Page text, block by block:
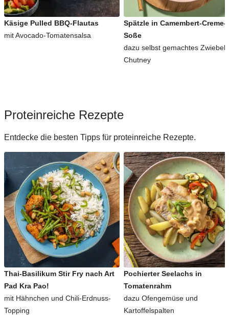
Käsige Pulled BBQ-Flautas
mit Avocado-Tomatensalsa
Spätzle in Camembert-Creme-
Soße
dazu selbst gemachtes Zwiebel-
Chutney
Proteinreiche Rezepte
Entdecke die besten Tipps für proteinreiche Rezepte.
Thai-Basilikum Stir Fry nach Art
Pad Kra Pao!
mit Hähnchen und Chili-Erdnuss-
Topping
Pochierter Seelachs in
Tomatenrahm
dazu Ofengemüse und
Kartoffelspalten